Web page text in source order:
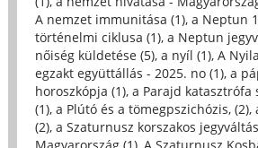
A nemzet immunitása (1), a Neptun
történelmi ciklusa (1), a Neptun
nőiség küldetése (5), a nyíl (1), A
egzakt együttállás - 2025. no (1), a
horoszkópja (1), a Parajd
(1), a Plútó és a tömegpszichózis, (2),
(2), a Szaturnusz korszakos